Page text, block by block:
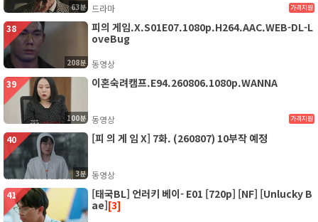
63분 드라마 가격지원
208분
38
피의 게임.X.S01E07.1080p.H264.AAC.WEB-DL-L
oveBug
동영상
100분
39 이혼숙려캠프.E94.260806.1080p.WANNA
동영상 가격지원
3분
40 [피 의 게 임 X] 7화. (260807) 10부작 예정
동영상
41
[태국BL] 언러키 베이- E01 [720p] [NF] [Unlucky B
ae][3]